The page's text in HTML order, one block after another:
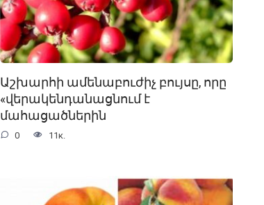
Աշխարհի ամենաբուժիչ բույսը, որը
«վերակենդանացնում է
մահացածներին
0 11к.